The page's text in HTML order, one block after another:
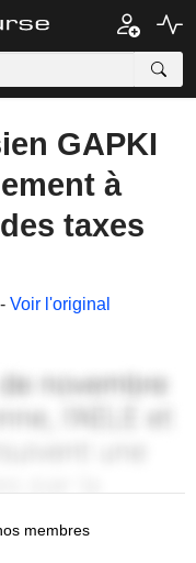
GAPKI
à
taxes
- Voir l'original
membres